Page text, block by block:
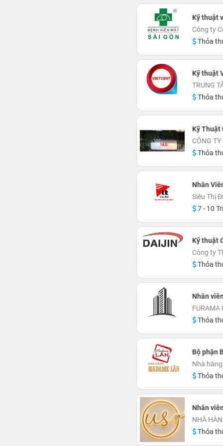
Kỹ thuật
Công ty
Thỏa
Kỹ thuật
TRUNG
Thỏa
Kỹ
CÔNG
Thỏa
Nhân
Siêu Thị
7 - 10
Kỹ thuật
Công ty
Thỏa
Nhân
FURAMA
Thỏa
Bộ phận
Nhà
Thỏa
Nhân
NHÀ
Thỏa